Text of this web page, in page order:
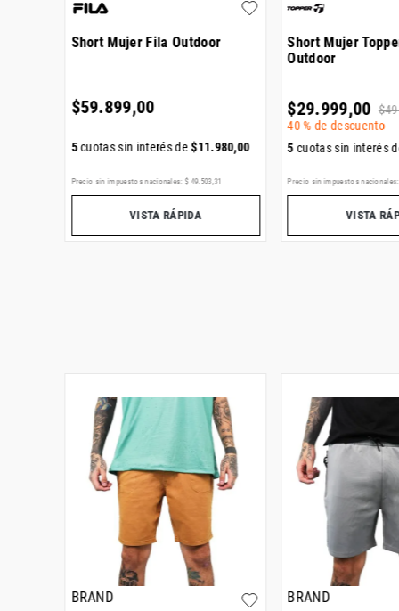
Short Mujer Fila Outdoor
$59.899,00
5cuotas sin interés de$11.980,00
Precio sin impuestos nacionales: $ 49. 503,31
VISTA RÁPIDA
Short Mujer
Outdoor
$29.999,00 $49
40 % de descuento
5cuotas sin interés
Precio sin impuestos nacionales:
VISTA
BRAND BRAND